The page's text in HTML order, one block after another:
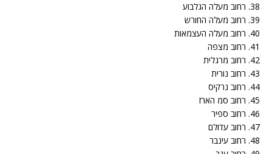
38. רחוב מעלה הגלבוע
39. רחוב מעלה החורש
40. רחוב מעלה העצמאות
41. רחוב מצפה
42. רחוב מרגלית
43. רחוב נורית
44. רחוב נרקיס
45. רחוב סמ הארז
46. רחוב ספיר
47. רחוב עדולם
48. רחוב עינבר